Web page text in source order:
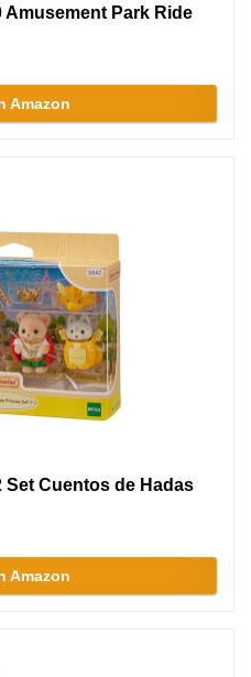
Amusement Park Ride
Amazon
Set Cuentos de Hadas
Amazon